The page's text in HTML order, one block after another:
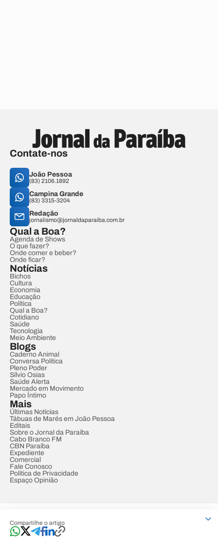
Compartilhe o artigo
Contate-nos
João Pessoa
(83) 2106.1892
Campina Grande
(83) 3315-3204
Redação
jornalismo@jornaldaparaiba.com.br
Qual a Boa?
Agenda de Shows
O que fazer?
Onde comer e beber?
Onde ficar?
Notícias
Bichos
Cultura
Economia
Educação
Política
Qual a Boa?
Cotidiano
Saúde
Tecnologia
Meio Ambiente
Blogs
Caderno Animal
Conversa Política
Pleno Poder
Sílvio Osias
Saúde Alerta
Mercado em Movimento
Papo Íntimo
Mais
Últimas Notícias
Tábuas de Marés em João Pessoa
Editais
Sobre o Jornal da Paraíba
Cabo Branco FM
CBN Paraíba
Expediente
Comercial
Fale Conosco
Política de Privacidade
Espaço Opinião
Developed by Designed by